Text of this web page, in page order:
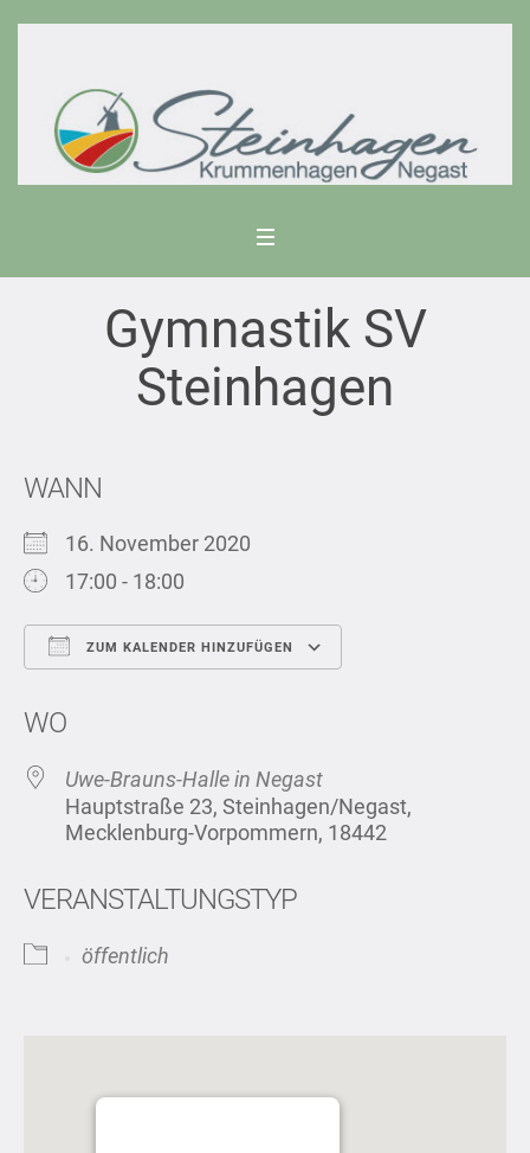
Gymnastik SV
Steinhagen
WANN
16. November 2020
17:00 - 18:00
ZUM KALENDER HINZUFÜGEN
WO
Uwe-Brauns-Halle in Negast
Hauptstraße 23, Steinhagen/Negast,
Mecklenburg-Vorpommern, 18442
VERANSTALTUNGSTYP
öffentlich